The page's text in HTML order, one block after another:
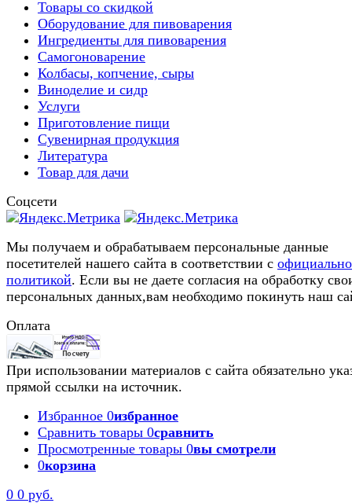
Товары со скидкой
Оборудование для пивоварения
Ингредиенты для пивоварения
Самогоноварение
Колбасы, копчение, сыры
Виноделие и сидр
Услуги
Приготовление пищи
Сувенирная продукция
Литература
Товар для дачи
Соцсети
Мы получаем и обрабатываем персональные данные
посетителей нашего сайта в соответствии с
политикой. Если вы не даете согласия на обработку
персональных данных,вам необходимо покинуть наш
Оплата
При использовании материалов с сайта обязательно
прямой ссылки на источник.
Избранное 0избранное
Сравнить товары 0сравнить
Просмотренные товары 0вы смотрели
0корзина
0 0 руб.